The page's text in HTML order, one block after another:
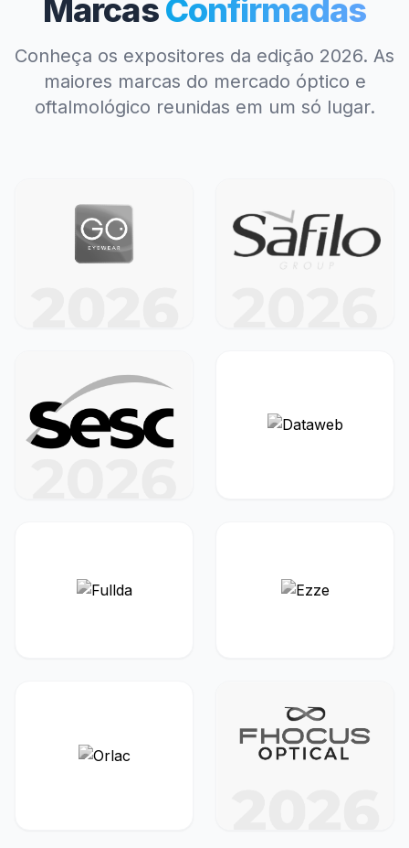
MarcasConfirmadas
Conheça os expositores da edição 2026. As
maiores marcas do mercado óptico e
oftalmológico reunidas em um só lugar.